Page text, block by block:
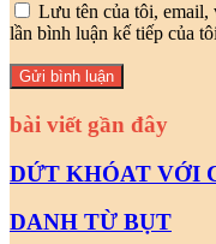
Lưu tên của tôi, email,
lần bình luận kế tiếp của
bài viết gần đây
DỨT KHÓAT VỚI
DANH TỪ BỤT